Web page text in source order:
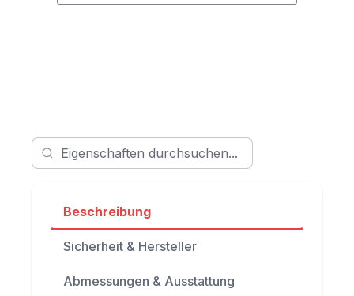
Beschreibung
Sicherheit & Hersteller
Abmessungen & Ausstattung